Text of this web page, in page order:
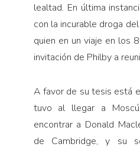
lealtad. En última
con la incurable droga del
quien en un viaje en los
invitación de Philby a
A favor de su tesis está
tuvo al llegar a
encontrar a Donald
de Cambridge, y su